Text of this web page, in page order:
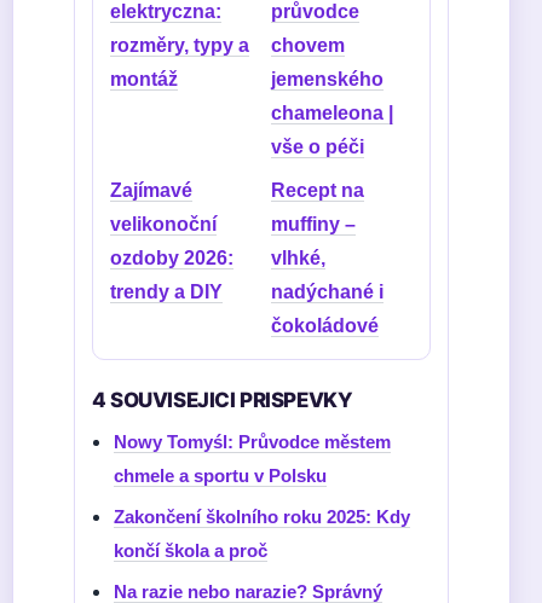
elektryczna:
rozměry, typy a
montáž
průvodce
chovem
jemenského
chameleona |
vše o péči
Zajímavé
velikonoční
ozdoby 2026:
trendy a DIY
Recept na
muffiny –
vlhké,
nadýchané i
čokoládové
4 SOUVISEJICI PRISPEVKY
Nowy Tomyśl: Průvodce městem
chmele a sportu v Polsku
Zakončení školního roku 2025: Kdy
končí škola a proč
Na razie nebo narazie? Správný